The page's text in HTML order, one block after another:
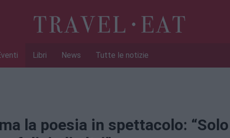
Libri News Tutte le notizie
la poesia in spettacolo: “Solo